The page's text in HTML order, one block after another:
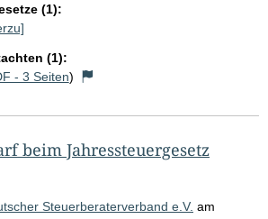
(1):
(1):
- 3 Seiten)
beim Jahressteuergesetz
Steuerberaterverband e.V. am